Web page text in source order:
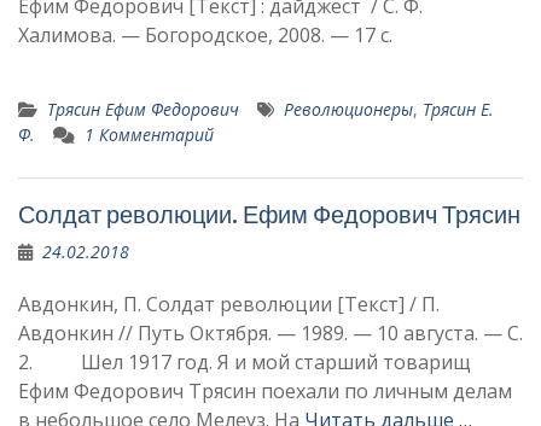
Ефим Фёдорович [Текст] : дайджест / С. Ф.
Халимова. — Богородское, 2008. — 17 с.
Трясин Ефим Федорович Революционеры, Трясин Е.
Ф.
1 Комментарий
Солдат революции. Ефим Федорович Трясин
24.02.2018
Авдонкин, П. Солдат революции [Текст] / П.
Авдонкин // Путь Октября. — 1989. — 10 августа. — C.
2. Шел 1917 год. Я и мой старший товарищ
Ефим Федорович Трясин поехали по личным делам
в небольшое село Мелеуз. На Читать дальше …